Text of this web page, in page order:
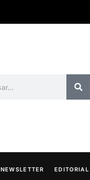
NEWSLETTER EDITORIAL